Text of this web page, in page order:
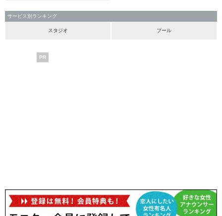
サービス別ランキング
スタジオ プール
PR